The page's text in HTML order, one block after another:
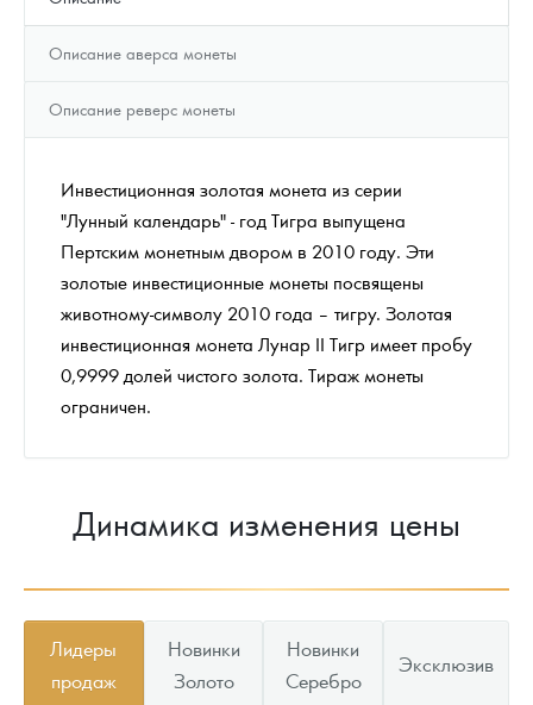
Описание аверса монеты
Описание реверс монеты
Инвестиционная золотая монета из серии
"Лунный календарь" - год Тигра выпущена
Пертским монетным двором в 2010 году. Эти
золотые инвестиционные монеты посвящены
животному-символу 2010 года – тигру. Золотая
инвестиционная монета Лунар II Тигр имеет пробу
0,9999 долей чистого золота. Тираж монеты
ограничен.
Динамика изменения цены
Лидеры
продаж
Новинки
Золото
Новинки
Серебро
Эксклюзив